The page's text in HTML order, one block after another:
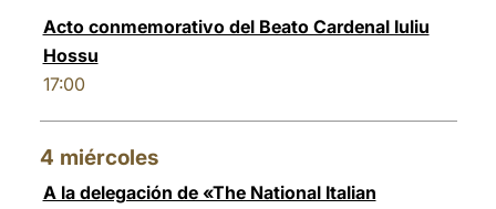
Acto conmemorativo del Beato Cardenal Iuliu
Hossu
17:00
4 miércoles
A la delegación de «The National Italian